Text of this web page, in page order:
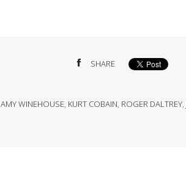
SHARE
AMY WINEHOUSE, KURT COBAIN, ROGER DALTREY,